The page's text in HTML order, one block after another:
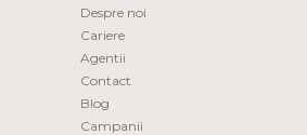
Despre noi
Cariere
Agentii
Contact
Blog
Campanii